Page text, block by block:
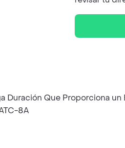
Duración Que Proporciona
8A